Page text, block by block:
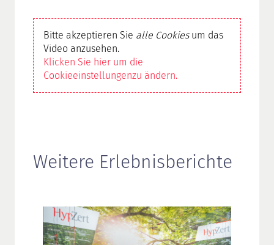
Bitte akzeptieren Sie alle Cookiesum das
Video anzusehen.
Klicken Sie hier um die
Cookieeinstellungenzu ändern.
Weitere Erlebnisberichte